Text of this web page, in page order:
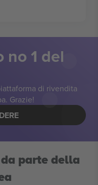
no 1 del
di rivendita
Grazie!
parte della